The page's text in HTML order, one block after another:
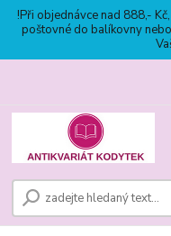
!Při objednávce nad 888,-
poštovné do balíkovny